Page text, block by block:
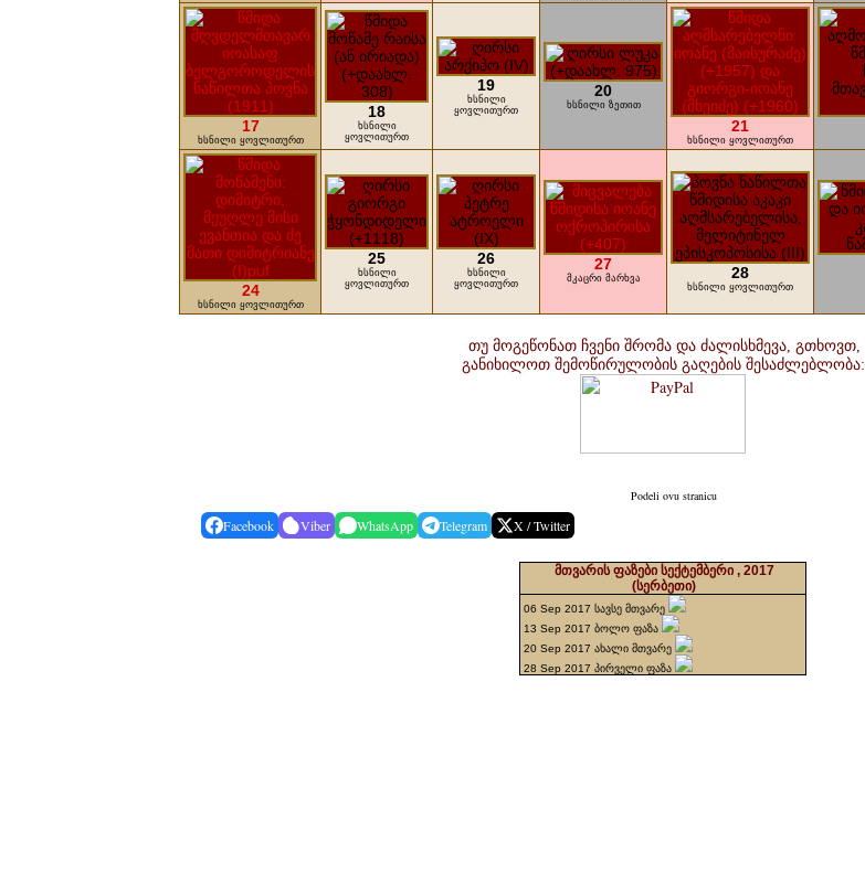
17
ხსნილი ყოვლითურთ
18
ხსნილი
ყოვლითურთ
19
ხსნილი
ყოვლითურთ
20
ხსნილი ზეთით
21
ხსნილი ყოვლითურთ
24
ხსნილი ყოვლითურთ
25
ხსნილი
ყოვლითურთ
26
ხსნილი
ყოვლითურთ
27
მკაცრი მარხვა 28
ხსნილი ყოვლითურთ
თუ მოგეწონათ ჩვენი შრომა და ძალისხმევა, გთხოვთ,
განიხილოთ შემოწირულობის გაღების შესაძლებლობა:
Podeli ovu stranicu
Facebook Viber WhatsApp Telegram X / Twitter
მთვარის ფაზები სექტემბერი , 2017
(სერბეთი)
06 Sep 2017 სავსე მთვარე
13 Sep 2017 ბოლო ფაზა
20 Sep 2017 ახალი მთვარე
28 Sep 2017 პირველი ფაზა